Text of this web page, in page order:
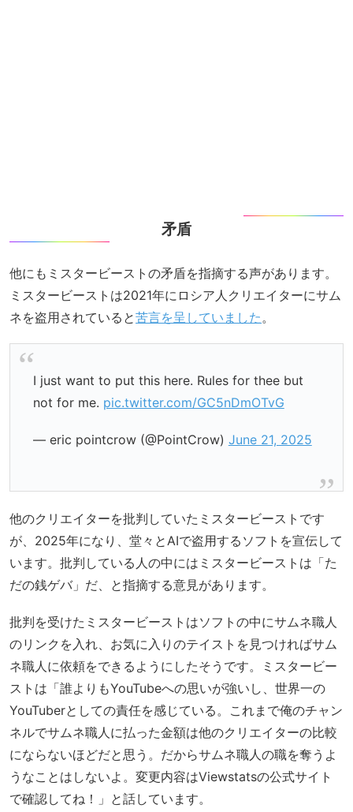
矛盾
他にもミスタービーストの矛盾を指摘する声があります。
ミスタービーストは2021年にロシア人クリエイターにサム
ネを盗用されていると苦言を呈していました 。
I just want to put this here. Rules for thee but
not for me. pic.twitter.com/GC5nDmOTvG
— eric pointcrow (@PointCrow) June 21, 2025
他のクリエイターを批判していたミスタービーストです
が、2025年になり、堂々とAIで盗用するソフトを宣伝して
います。批判している人の中にはミスタービーストは「た
だの銭ゲバ」だ、と指摘する意見があります。
批判を受けたミスタービーストはソフトの中にサムネ職人
のリンクを入れ、お気に入りのテイストを見つければサム
ネ職人に依頼をできるようにしたそうです。ミスタービー
ストは「誰よりもYouTubeへの思いが強いし、世界一の
YouTuberとしての責任を感じている。これまで俺のチャン
ネルでサムネ職人に払った金額は他のクリエイターの比較
にならないほどだと思う。だからサムネ職人の職を奪うよ
うなことはしないよ。変更内容はViewstatsの公式サイト
で確認してね！」と話しています。